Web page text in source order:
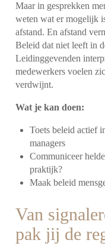
Maar in gesprekken
weten wat er mogelijk
afstand. En afstand
Beleid dat niet leeft in
Leidinggevenden
medewerkers voelen
verdwijnt.
Wat je kan doen:
Toets beleid actief
managers
Communiceer
praktijk?
Maak beleid
Van
pak jij de